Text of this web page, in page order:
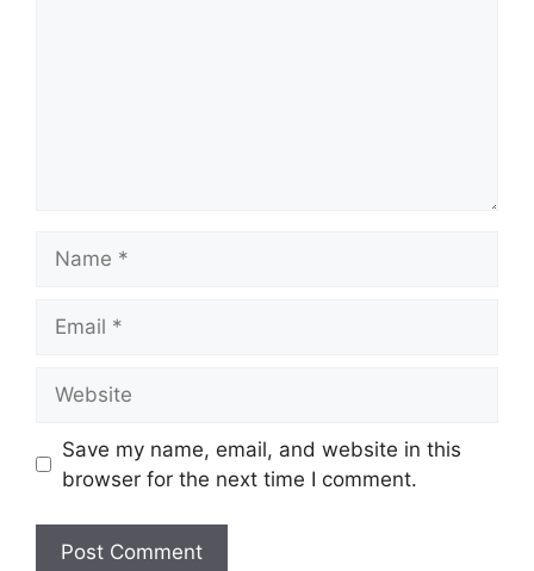
Save my name, email, and website in this
browser for the next time I comment.